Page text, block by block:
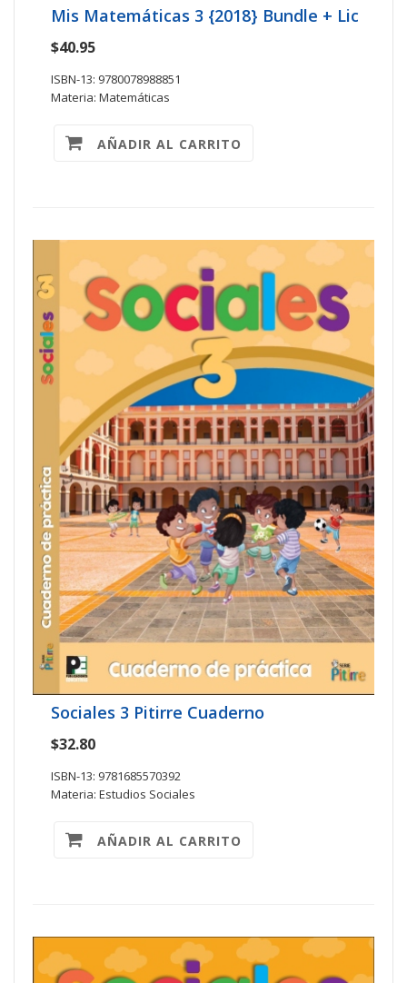
Mis Matemáticas 3 {2018} Bundle + Lic
$40.95
ISBN-13: 9780078988851
Materia: Matemáticas
AÑADIR AL CARRITO
Sociales 3 Pitirre Cuaderno
$32.80
ISBN-13: 9781685570392
Materia: Estudios Sociales
AÑADIR AL CARRITO